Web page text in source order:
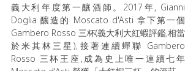
義大利年度第一釀酒師。2017年, Gianni
Doglia 釀造的 Moscato d'Asti 拿下第一個
Gambero Rosso 三杯(義大利大紅蝦評鑑,相當
於米其林三星),接著連續蟬聯 Gambero
Rosso 三杯王座,成為史上唯一連續七年